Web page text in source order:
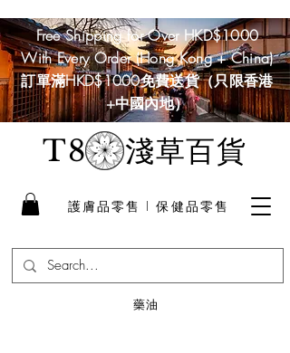
T8淺草百貨
護膚品零售 I 保健品零售
Free Shipping for Over HKD$1000
With Every Order (Hong Kong + China)
訂單滿HKD$1000免費送貨（只限香港
+中國內地）
藥油